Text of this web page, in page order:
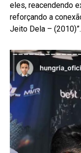
eles, reacendendo
reforçando a
Jeito Dela – (2010)”.